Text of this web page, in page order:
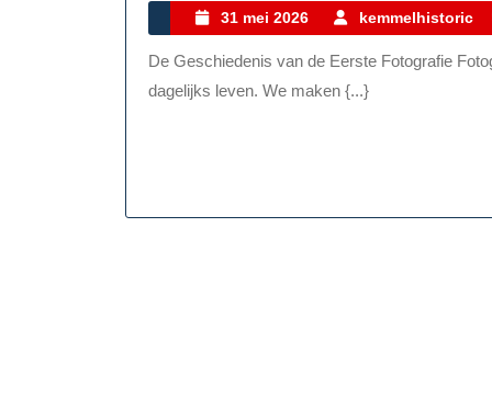
Van
De
Eerste
Ontdekking
31 mei 2026
31
mei
2026
kemmelhistoric
De Geschiedenis van de Eerste Fotografie Fotografie is tegenwoordig niet meer weg te denken uit ons
dagelijks leven. We maken {...}